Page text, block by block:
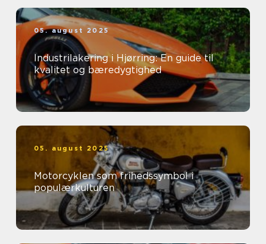
05. august 2025
Industrilakering i Hjørring: En guide til
kvalitet og bæredygtighed
05. august 2025
Motorcyklen som frihedssymbol i
populærkulturen